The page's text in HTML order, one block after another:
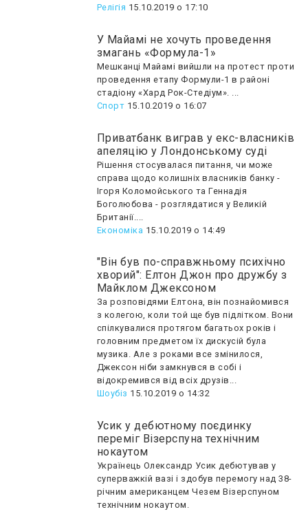
Релігія 15.10.2019 о 17:10
У Майамі не хочуть проведення
змагань «Формула-1»
Мешканці Майамі вийшли на протест проти
проведення етапу Формули-1 в районі
стадіону «Хард Рок-Стедіум». ...
Спорт 15.10.2019 о 16:07
Приватбанк виграв у екс-власників
апеляцію у Лондонському суді
Рішення стосувалася питання, чи може
справа щодо колишніх власників банку -
Ігоря Коломойського та Геннадія
Боголюбова - розглядатися у Великій
Британії....
Економіка 15.10.2019 о 14:49
"Він був по-справжньому психічно
хворий": Елтон Джон про дружбу з
Майклом Джексоном
За розповідями Елтона, він познайомився
з колегою, коли той ще був підлітком. Вони
спілкувалися протягом багатьох років і
головним предметом їх дискусій була
музика. Але з роками все змінилося,
Джексон ніби замкнувся в собі і
відокремився від всіх друзів...
Шоубiз 15.10.2019 о 14:32
Усик у дебютному поєдинку
переміг Візерспуна технічним
нокаутом
Українець Олександр Усик дебютував у
суперважкій вазі і здобув перемогу над 38-
річним американцем Чезем Візерспуном
технічним нокаутом.